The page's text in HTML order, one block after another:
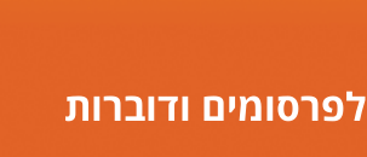
ודוברות